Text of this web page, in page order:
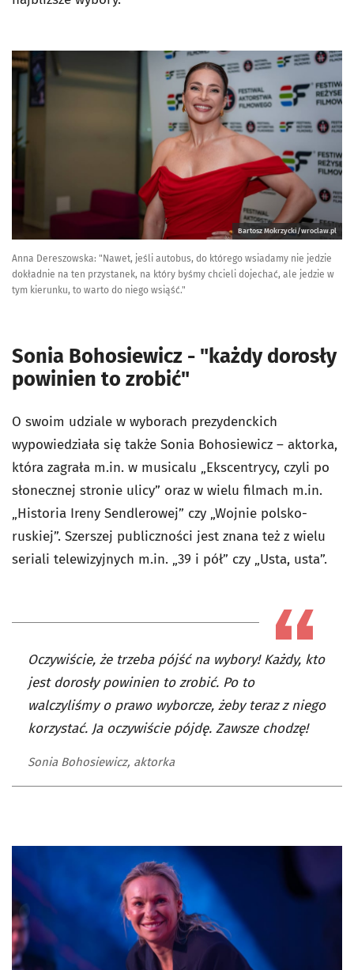
Bartosz Mokrzycki/wroclaw.pl
Anna Dereszowska: "Nawet, jeśli autobus, do którego wsiadamy nie jedzie
dokładnie na ten przystanek, na który byśmy chcieli dojechać, ale jedzie w
tym kierunku, to warto do niego wsiąść."
Sonia Bohosiewicz - "każdy dorosły
powinien to zrobić"
O swoim udziale w wyborach prezydenckich
wypowiedziała się także Sonia Bohosiewicz – aktorka,
która zagrała m.in. w musicalu „Ekscentrycy, czyli po
słonecznej stronie ulicy” oraz w wielu filmach m.in.
„Historia Ireny Sendlerowej” czy „Wojnie polsko-
ruskiej”. Szerszej publiczności jest znana też z wielu
seriali telewizyjnych m.in. „39 i pół” czy „Usta, usta”.
Oczywiście, że trzeba pójść na wybory! Każdy, kto
jest dorosły powinien to zrobić. Po to
walczyliśmy o prawo wyborcze, żeby teraz z niego
korzystać. Ja oczywiście pójdę. Zawsze chodzę!
Sonia Bohosiewicz, aktorka